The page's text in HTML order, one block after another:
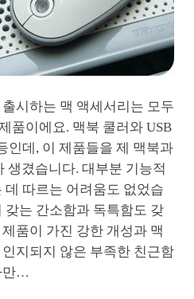
시하는 맥 액세서리는 모두
품이에요. 맥북 쿨러와 USB
인데, 이 제품들을 제 맥북과
생겼습니다. 대부분 기능적
데 따르는 어려움도 없었습
갖는 간소함과 독특함도 갖
품이 가진 강한 개성과 맥
지되지 않은 부족한 친근함
만…